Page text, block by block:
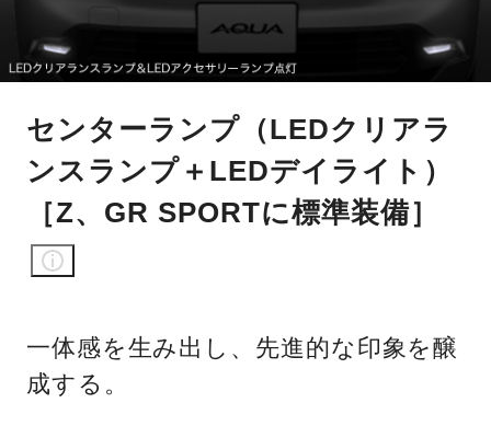
センターランプ（LEDクリアラ
ンスランプ＋LEDデイライト）
［Z、GR SPORTに標準装備］
一体感を生み出し、先進的な印象を醸
成する。